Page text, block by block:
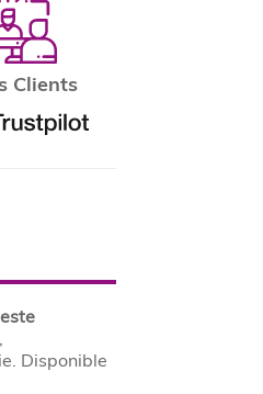
Clients
Disponible